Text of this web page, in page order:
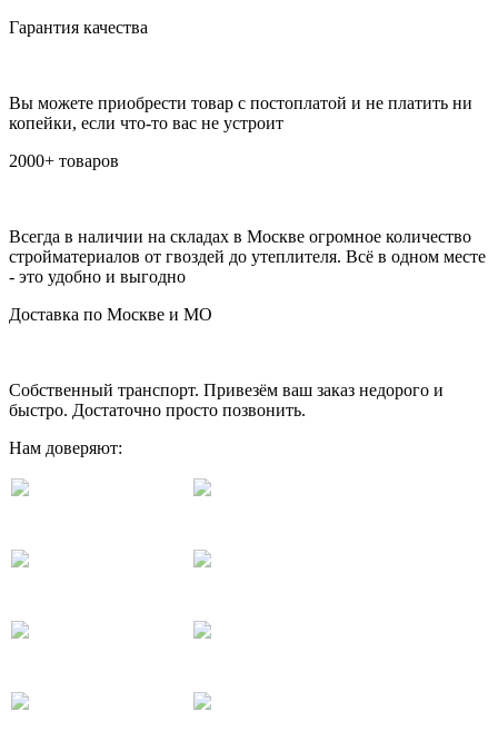
Гарантия качества
Вы можете приобрести товар с постоплатой и не платить ни
копейки, если что-то вас не устроит
2000+ товаров
Всегда в наличии на складах в Москве огромное количество
стройматериалов от гвоздей до утеплителя. Всё в одном месте
- это удобно и выгодно
Доставка по Москве и МО
Собственный транспорт. Привезём ваш заказ недорого и
быстро. Достаточно просто позвонить.
Нам доверяют: